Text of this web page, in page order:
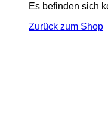
Es befinden sich
Zurück zum Shop